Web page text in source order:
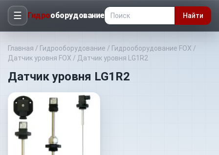
☰ Гидрооборудование Найти
Главная / Гидрооборудование / Гидрооборудование FOX /
Датчик уровня FOX / Датчик уровня LG1R2
Датчик уровня LG1R2